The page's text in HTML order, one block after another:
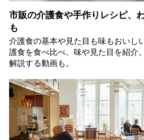
市販の介護食や手作りレシピ、
も
介護食の基本や見た目も味もおいし
護食を食べ比べ、味や見た目を紹介
解説する動画も。